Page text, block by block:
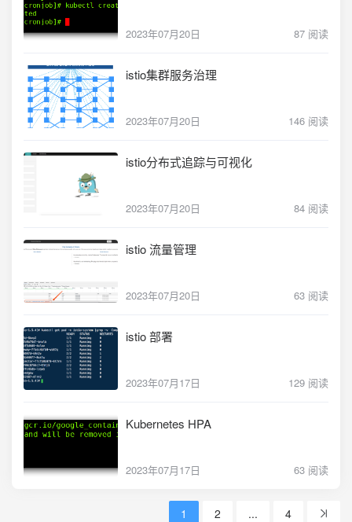
2023年07月20日 87 阅读
istio集群服务治理
2023年07月20日 146 阅读
istio分布式追踪与可视化
2023年07月20日 84 阅读
istio 流量管理
2023年07月20日 63 阅读
istio 部署
2023年07月17日 129 阅读
Kubernetes HPA
2023年07月17日 63 阅读
1 2 ... 4